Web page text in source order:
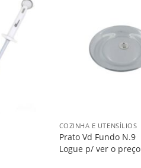
Salvar
COZINHA E UTENSÍLIOS
Prato Vd Fundo N.9
Logue p/ ver o preço